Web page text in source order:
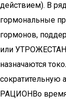
действием). В
гормональные
гормонов,
или
назначаются
РАЦИОНВо время